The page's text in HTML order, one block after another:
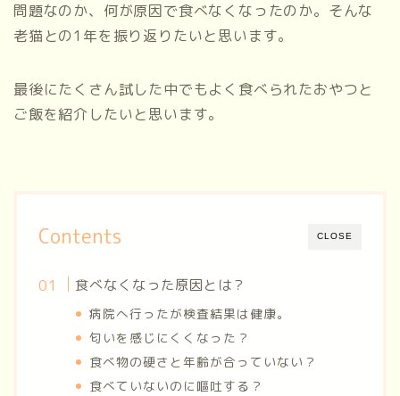
問題なのか、何が原因で食べなくなったのか。そんな
老猫との1年を振り返りたいと思います。
最後にたくさん試した中でもよく食べられたおやつと
ご飯を紹介したいと思います。
CLOSE
Contents
食べなくなった原因とは？
病院へ行ったが検査結果は健康。
匂いを感じにくくなった？
食べ物の硬さと年齢が合っていない？
食べていないのに嘔吐する？